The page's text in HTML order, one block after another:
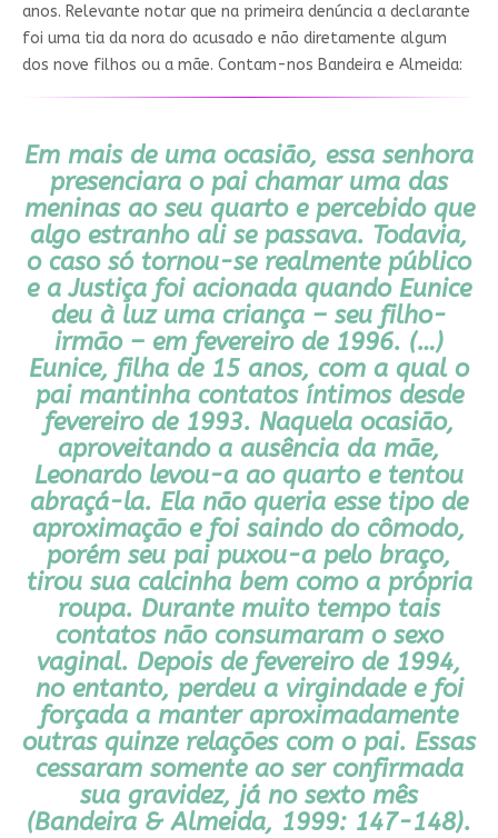
anos. Relevante notar que na primeira denúncia a declarante
foi uma tia da nora do acusado e não diretamente algum
dos nove filhos ou a mãe. Contam-nos Bandeira e Almeida:
Em mais de uma ocasião, essa senhora
presenciara o pai chamar uma das
meninas ao seu quarto e percebido que
algo estranho ali se passava. Todavia,
o caso só tornou-se realmente público
e a Justiça foi acionada quando Eunice
deu à luz uma criança – seu filho-
irmão – em fevereiro de 1996. (…)
Eunice, filha de 15 anos, com a qual o
pai mantinha contatos íntimos desde
fevereiro de 1993. Naquela ocasião,
aproveitando a ausência da mãe,
Leonardo levou-a ao quarto e tentou
abraçá-la. Ela não queria esse tipo de
aproximação e foi saindo do cômodo,
porém seu pai puxou-a pelo braço,
tirou sua calcinha bem como a própria
roupa. Durante muito tempo tais
contatos não consumaram o sexo
vaginal. Depois de fevereiro de 1994,
no entanto, perdeu a virgindade e foi
forçada a manter aproximadamente
outras quinze relações com o pai. Essas
cessaram somente ao ser confirmada
sua gravidez, já no sexto mês
(Bandeira & Almeida, 1999: 147-148).